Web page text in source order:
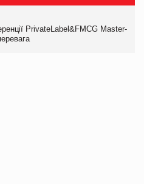
PrivateLabel&FMCG Master-